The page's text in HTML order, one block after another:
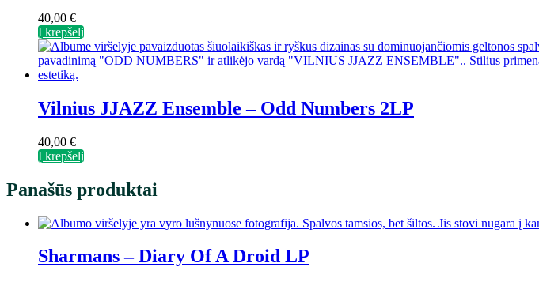
40,00 €
Į krepšelį
Vilnius JJAZZ Ensemble – Odd Numbers 2LP
40,00 €
Į krepšelį
Panašūs produktai
Sharmans – Diary Of A Droid LP